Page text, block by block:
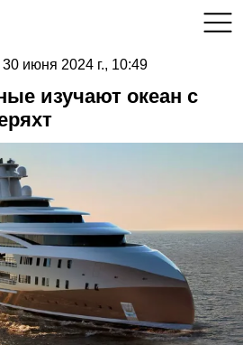
30 июня 2024 г., 10:49
изучают океан с